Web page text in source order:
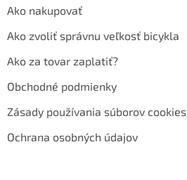
Ako nakupovať
Ako zvoliť správnu veľkosť bicykla
Ako za tovar zaplatiť?
Obchodné podmienky
Zásady používania súborov cookies
Ochrana osobných údajov